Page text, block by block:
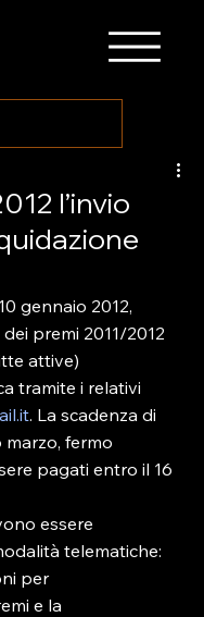
l’invio
gennaio 2012,
premi 2011/2012
attive)
tramite i relativi
. La scadenza di
marzo, fermo
pagati entro il 16
essere
telematiche:
per
e la